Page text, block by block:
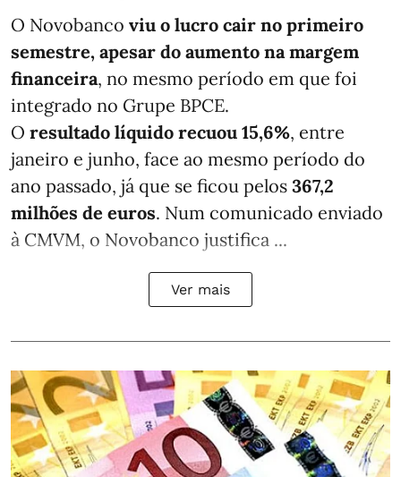
O Novobanco viu o lucro cair no primeiro
semestre, apesar do aumento na margem
financeira, no mesmo período em que foi
integrado no Grupe BPCE.
O resultado líquido recuou 15,6%, entre
janeiro e junho, face ao mesmo período do
ano passado, já que se ficou pelos 367,2
milhões de euros. Num comunicado enviado
à CMVM, o Novobanco justifica ...
Ver mais